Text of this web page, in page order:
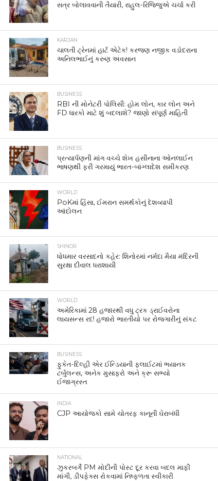
સત્ર બોલાવવાની તૈયારી, રાહુલ-રિજિજુએ ચર્ચા કરી
KARJAN
ચાલતી ટ્રેનમાં હાર્ટ એટેક! કરજણ નજીક વડોદરાના
અનિલભાઈનું કરુણ અવસાન
BUSINESS
RBI ની મોનેટરી પોલિસી: હોમ લોન, કાર લોન અને
FD ધારકો માટે શું બદલાશે? જાણો સંપૂર્ણ માહિતી
BUSINESS
પ્રત્યાર્પણની માંગ વચ્ચે શેખ હસીનાના ઓનલાઈન
ભાષણથી ફરી ગરમાયું ભારત-બાંગ્લાદેશ સમીકરણ
WORLD
PoKમાં હિંસા, ઈમરાન સમર્થકોનું દેશવ્યાપી
આંદોલન
SHINOR
ધોધમાર વરસાદનો કહેર: શિનોરમાં નર્મદા મૈયા મંદિરની
સુરક્ષા દીવાલ ધરાશાયી
WORLD
અમેરિકામાં 28 હજારથી વધુ ટ્રક ડ્રાઈવરોના
લાયસન્સ રદ! હજારો ભારતીયો પર રોજગારીનું સંકટ
BUSINESS
ફુકેત-દિલ્હી એર ઈન્ડિયાની ફ્લાઈટમાં ભયાનક
ટર્બુલન્સ, અનેક મુસાફરો અને ક્રૂ સભ્યો
ઈજાગ્રસ્ત
INDIA
CJP આયોજકો સામે ચોતરફ કાનૂની ઘેરાબંધી
NATIONAL
ઝુકરબર્ગે PM મોદીની પોસ્ટ દૂર કરવા બદલ માફી
માંગી, ડીપફેક્સ રોકવામાં નિષ્ફળતા સ્વીકારી